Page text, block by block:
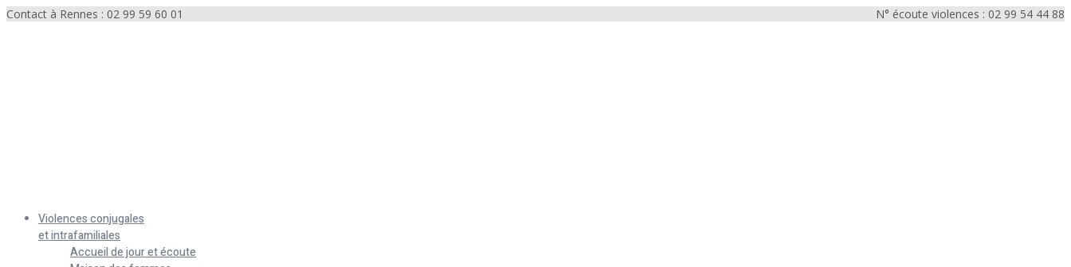
Contact à Rennes : 02 99 59 60 01 N° écoute violences : 02 99 54 44 88
Violences conjugales
et intrafamiliales
Accueil de jour et écoute